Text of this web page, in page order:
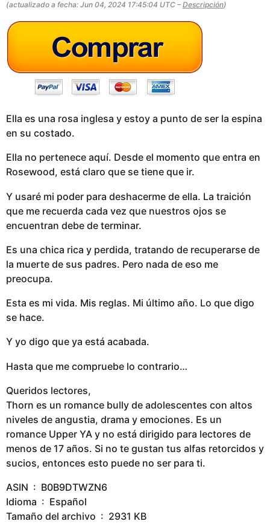
g
o
(actualizado a fecha: Jun 04, 2024 17:45:04 UTC – Descripción)
Ella es una rosa inglesa y estoy a punto de ser la espina
en su costado.
Ella no pertenece aquí. Desde el momento que entra en
Rosewood, está claro que se tiene que ir.
Y usaré mi poder para deshacerme de ella. La traición
que me recuerda cada vez que nuestros ojos se
encuentran debe de terminar.
Es una chica rica y perdida, tratando de recuperarse de
la muerte de sus padres. Pero nada de eso me
preocupa.
Esta es mi vida. Mis reglas. Mi último año. Lo que digo
se hace.
Y yo digo que ya está acabada.
Hasta que me compruebe lo contrario…
Queridos lectores,
Thorn es un romance bully de adolescentes con altos
niveles de angustia, drama y emociones. Es un
romance Upper YA y no está dirigido para lectores de
menos de 17 años. Si no te gustan tus alfas retorcidos y
sucios, entonces esto puede no ser para ti.
ASIN ‏ : ‎ B0B9DTWZN6
Idioma ‏ : ‎ Español
Tamaño del archivo ‏ : ‎ 2931 KB